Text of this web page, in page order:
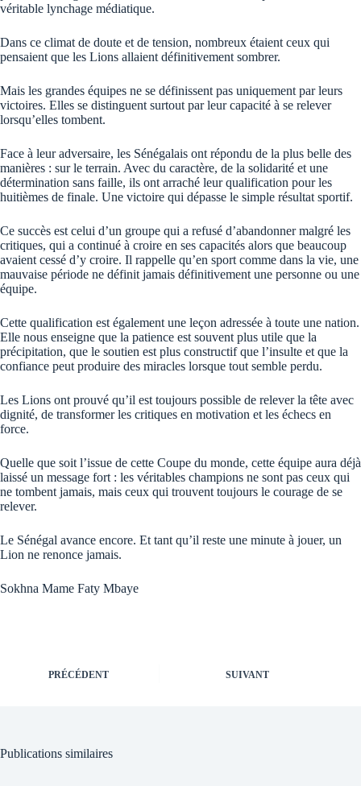
véritable lynchage médiatique.
Dans ce climat de doute et de tension, nombreux étaient ceux qui
pensaient que les Lions allaient définitivement sombrer.
Mais les grandes équipes ne se définissent pas uniquement par leurs
victoires. Elles se distinguent surtout par leur capacité à se relever
lorsqu’elles tombent.
Face à leur adversaire, les Sénégalais ont répondu de la plus belle des
manières : sur le terrain. Avec du caractère, de la solidarité et une
détermination sans faille, ils ont arraché leur qualification pour les
huitièmes de finale. Une victoire qui dépasse le simple résultat sportif.
Ce succès est celui d’un groupe qui a refusé d’abandonner malgré les
critiques, qui a continué à croire en ses capacités alors que beaucoup
avaient cessé d’y croire. Il rappelle qu’en sport comme dans la vie, une
mauvaise période ne définit jamais définitivement une personne ou une
équipe.
Cette qualification est également une leçon adressée à toute une nation.
Elle nous enseigne que la patience est souvent plus utile que la
précipitation, que le soutien est plus constructif que l’insulte et que la
confiance peut produire des miracles lorsque tout semble perdu.
Les Lions ont prouvé qu’il est toujours possible de relever la tête avec
dignité, de transformer les critiques en motivation et les échecs en
force.
Quelle que soit l’issue de cette Coupe du monde, cette équipe aura déjà
laissé un message fort : les véritables champions ne sont pas ceux qui
ne tombent jamais, mais ceux qui trouvent toujours le courage de se
relever.
Le Sénégal avance encore. Et tant qu’il reste une minute à jouer, un
Lion ne renonce jamais.
Sokhna Mame Faty Mbaye
PRÉCÉDENT SUIVANT
Publications similaires